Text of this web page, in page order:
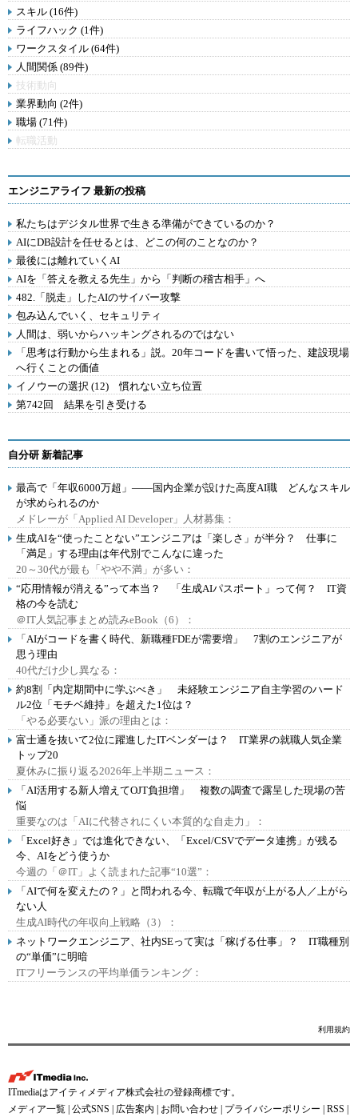
スキル (16件)
ライフハック (1件)
ワークスタイル (64件)
人間関係 (89件)
技術動向
業界動向 (2件)
職場 (71件)
転職活動
エンジニアライフ 最新の投稿
私たちはデジタル世界で生きる準備ができているのか？
AIにDB設計を任せるとは、どこの何のことなのか？
最後には離れていくAI
AIを「答えを教える先生」から「判断の稽古相手」へ
482.「脱走」したAIのサイバー攻撃
包み込んでいく、セキュリティ
人間は、弱いからハッキングされるのではない
「思考は行動から生まれる」説。20年コードを書いて悟った、建設現場
へ行くことの価値
イノウーの選択 (12) 慣れない立ち位置
第742回 結果を引き受ける
自分研 新着記事
最高で「年収6000万超」――国内企業が設けた高度AI職 どんなスキル
が求められるのか
メドレーが「Applied AI Developer」人材募集：
生成AIを“使ったことない”エンジニアは「楽しさ」が半分？ 仕事に
「満足」する理由は年代別でこんなに違った
20～30代が最も「やや不満」が多い：
“応用情報が消える”って本当？ 「生成AIパスポート」って何？ IT資
格の今を読む
＠IT人気記事まとめ読みeBook（6）：
「AIがコードを書く時代、新職種FDEが需要増」 7割のエンジニアが
思う理由
40代だけ少し異なる：
約8割「内定期間中に学ぶべき」 未経験エンジニア自主学習のハード
ル2位「モチベ維持」を超えた1位は？
「やる必要ない」派の理由とは：
富士通を抜いて2位に躍進したITベンダーは？ IT業界の就職人気企業
トップ20
夏休みに振り返る2026年上半期ニュース：
「AI活用する新人増えてOJT負担増」 複数の調査で露呈した現場の苦
悩
重要なのは「AIに代替されにくい本質的な自走力」：
「Excel好き」では進化できない、「Excel/CSVでデータ連携」が残る
今、AIをどう使うか
今週の「＠IT」よく読まれた記事“10選”：
「AIで何を変えたの？」と問われる今、転職で年収が上がる人／上がら
ない人
生成AI時代の年収向上戦略（3）：
ネットワークエンジニア、社内SEって実は「稼げる仕事」？ IT職種別
の“単価”に明暗
ITフリーランスの平均単価ランキング：
利用規約
ITmediaはアイティメディア株式会社の登録商標です。
メディア一覧 公式SNS 広告案内 お問い合わせ プライバシーポリシー RSS